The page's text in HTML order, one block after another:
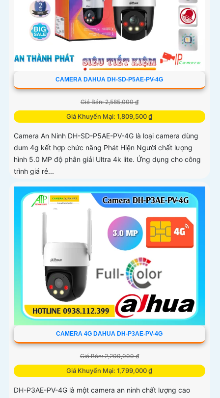
CAMERA DAHUA DH-SD-P5AE-PV-4G
Giá Bán: 2,585,000 ₫
Giá Khuyến Mại: 1,809,500 ₫
Camera An Ninh DH-SD-P5AE-PV-4G là loại camera dùng
dum 4g kết hợp chức năng Phát Hiện Người chất lượng
hình 5.0 MP độ phân giải Ultra 4k lite. Ứng dụng cho công
trình giá rẻ...
CAMERA 4G DAHUA DH-P3AE-PV-4G
Giá Bán: 2,200,000 ₫
Giá Khuyến Mại: 1,799,000 ₫
DH-P3AE-PV-4G là một camera an ninh chất lượng cao